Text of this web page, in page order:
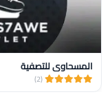
المسحاوي للتصفية
(2)